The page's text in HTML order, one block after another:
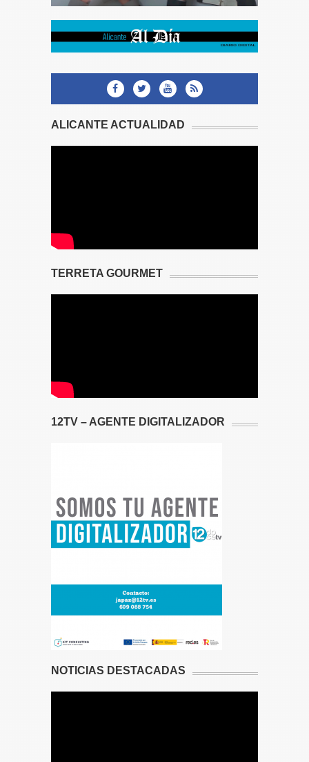
ALICANTE ACTUALIDAD
TERRETA GOURMET
12TV – AGENTE DIGITALIZADOR
NOTICIAS DESTACADAS